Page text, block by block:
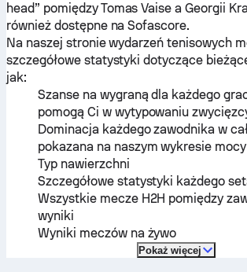
head” pomiędzyTomas Vaise aGeorgii
również dostępne na Sofascore.
Na naszej stronie wydarzeń tenisowych
szczegółowe statystyki dotyczące
jak:
Szanse na wygraną dla każdego
pomogą Ci w wytypowaniu
Dominacja każdego zawodnika w
pokazana na naszym wykresie
Typ nawierzchni
Szczegółowe statystyki każdego
Wszystkie mecze H2H pomiędzy
wyniki
Wyniki meczów na żywo
Pokaż więcej